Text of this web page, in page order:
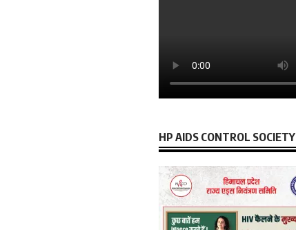
HP AIDS CONTROL SOCIETY